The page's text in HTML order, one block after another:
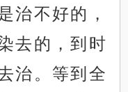
不好的，
去的，到时
治。等到全